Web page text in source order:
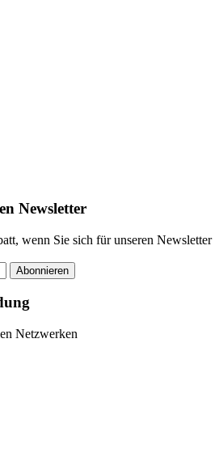
Newsletter
wenn Sie sich für unseren Newsletter
Abonnieren
Netzwerken